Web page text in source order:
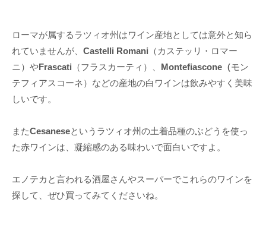
ローマが属するラツィオ州はワイン産地としては意外と知ら
れていませんが、 Castelli Romani （カステッリ・ロマー
ニ）やFrascati （フラスカーティ）、 Montefiascone（モン
テフィアスコーネ）などの産地の白ワインは飲みやすく美味
しいです。
またCesaneseというラツィオ州の土着品種のぶどうを使っ
た赤ワインは、凝縮感のある味わいで面白いですよ。
エノテカと言われる酒屋さんやスーパーでこれらのワインを
探して、ぜひ買ってみてくださいね。